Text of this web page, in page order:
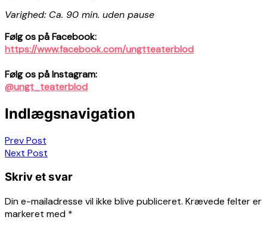
Varighed: Ca. 90 min. uden pause
Følg os på Facebook:
https://www.facebook.com/ungtteaterblod
Følg os på Instagram:
@ungt_teaterblod
Indlægsnavigation
Prev Post
Next Post
Skriv et svar
Din e-mailadresse vil ikke blive publiceret. Krævede felter er
markeret med *